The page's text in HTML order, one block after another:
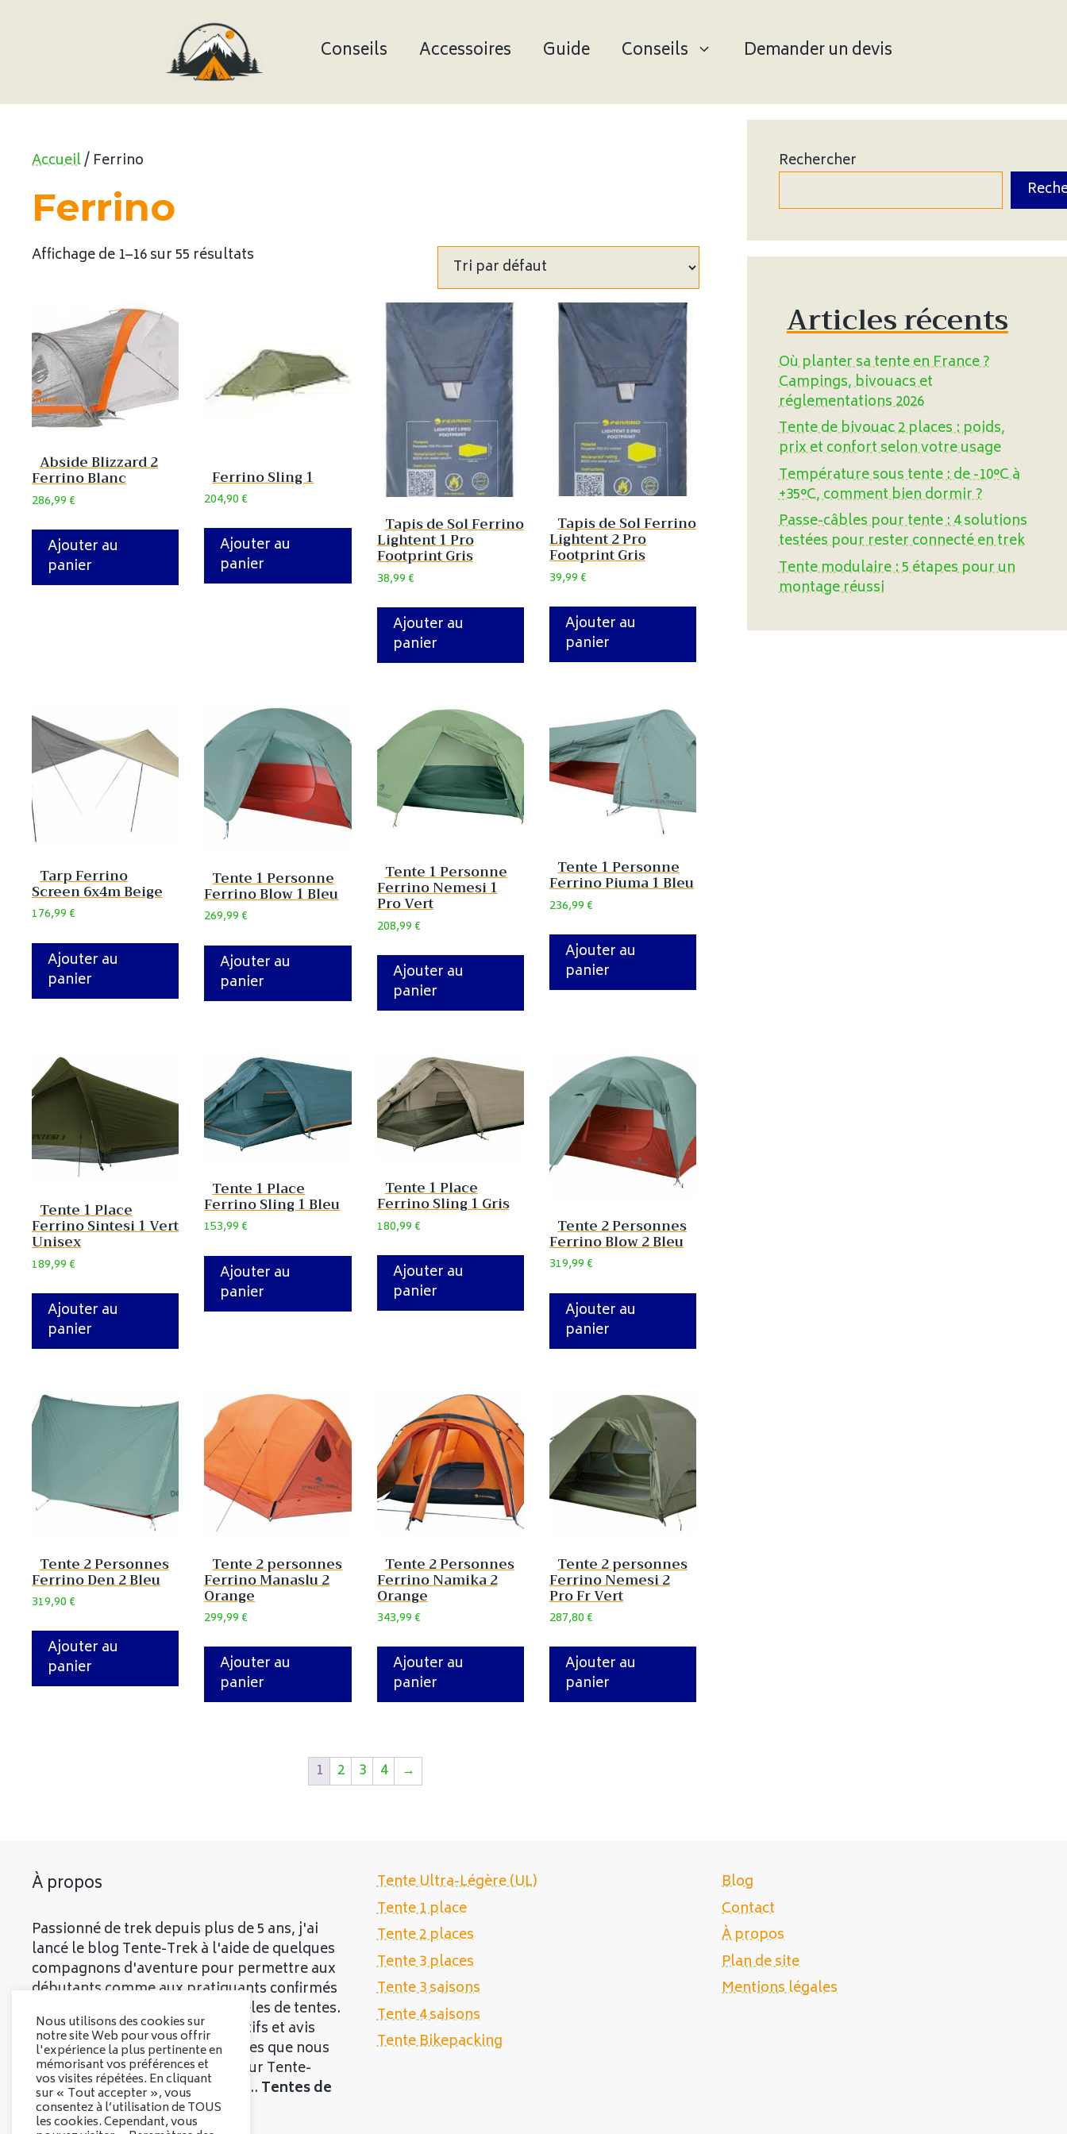
Conseils Accessoires Guide Conseils Demander un devis
Accueil/ Ferrino
Ferrino
Affichage de 1–16 sur 55 résultats
Abside Blizzard 2
Ferrino Blanc
286,99€
Ajouter au
panier
Ferrino Sling 1
204,90€
Ajouter au
panier
Tapis de Sol Ferrino
Lightent 1 Pro
Footprint Gris
38,99€
Ajouter au
panier
Tapis de Sol Ferrino
Lightent 2 Pro
Footprint Gris
39,99€
Ajouter au
panier
Tarp Ferrino
Screen 6x4m Beige
176,99€
Ajouter au
panier
Tente 1 Personne
Ferrino Blow 1 Bleu
269,99€
Ajouter au
panier
Tente 1 Personne
Ferrino Nemesi 1
Pro Vert
208,99€
Ajouter au
panier
Tente 1 Personne
Ferrino Piuma 1 Bleu
236,99€
Ajouter au
panier
Tente 1 Place
Ferrino Sintesi 1 Vert
Unisex
189,99€
Ajouter au
panier
Tente 1 Place
Ferrino Sling 1 Bleu
153,99€
Ajouter au
panier
Tente 1 Place
Ferrino Sling 1 Gris
180,99€
Ajouter au
panier
Tente 2 Personnes
Ferrino Blow 2 Bleu
319,99€
Ajouter au
panier
Tente 2 Personnes
Ferrino Den 2 Bleu
319,90€
Ajouter au
panier
Tente 2 personnes
Ferrino Manaslu 2
Orange
299,99€
Ajouter au
panier
Tente 2 Personnes
Ferrino Namika 2
Orange
343,99€
Ajouter au
panier
Tente 2 personnes
Ferrino Nemesi 2
Pro Fr Vert
287,80€
Ajouter au
panier
1 2 3 4 →
Rechercher
Articles récents
Où planter sa tente en France ?
Campings, bivouacs et
réglementations 2026
Tente de bivouac 2 places : poids,
prix et confort selon votre usage
Température sous tente : de -10°C à
+35°C, comment bien dormir ?
Passe-câbles pour tente : 4 solutions
testées pour rester connecté en trek
Tente modulaire : 5 étapes pour un
montage réussi
À propos
Passionné de trek depuis plus de 5 ans, j'ai
lancé le blog Tente-Trek à l'aide de quelques
compagnons d'aventure pour permettre aux
débutants comme aux pratiquants confirmés
de découvrir les meilleurs modèles de tentes.
Vous trouverez divers comparatifs et avis
objectifs sur les différentes tentes que nous
vous présenterons. Bienvenue sur Tente-
Trek, le comparatif qui parle de... Tentes de
Trek!
Tente Ultra-Légère (UL)
Tente 1 place
Tente 2 places
Tente 3 places
Tente 3 saisons
Tente 4 saisons
Tente Bikepacking
Blog
Contact
À propos
Plan de site
Mentions légales
Nous utilisons des cookies sur
notre site Web pour vous offrir
l'expérience la plus pertinente en
mémorisant vos préférences et
vos visites répétées. En cliquant
sur « Tout accepter », vous
consentez à l’utilisation de TOUS
les cookies. Cependant, vous